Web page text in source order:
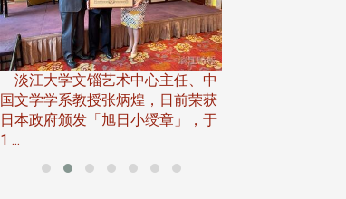
淡江大学文锱艺术中心主任、中
国文学学系教授张炳煌，日前荣获
日本政府颁发「旭日小绶章」，于
1 ...